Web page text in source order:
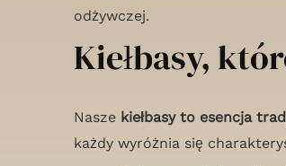
odżywczej.
Kiełbasy,
Nasze kiełbasy to esencja
każdy wyróżnia się